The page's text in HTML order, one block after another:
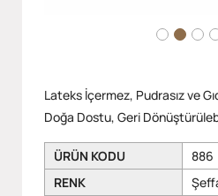
Lateks İçermez, Pudrasız ve
Doğa Dostu, Geri
ÜRÜN KODU
886
RENK